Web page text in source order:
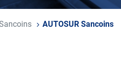
AUTOSUR Sancoins